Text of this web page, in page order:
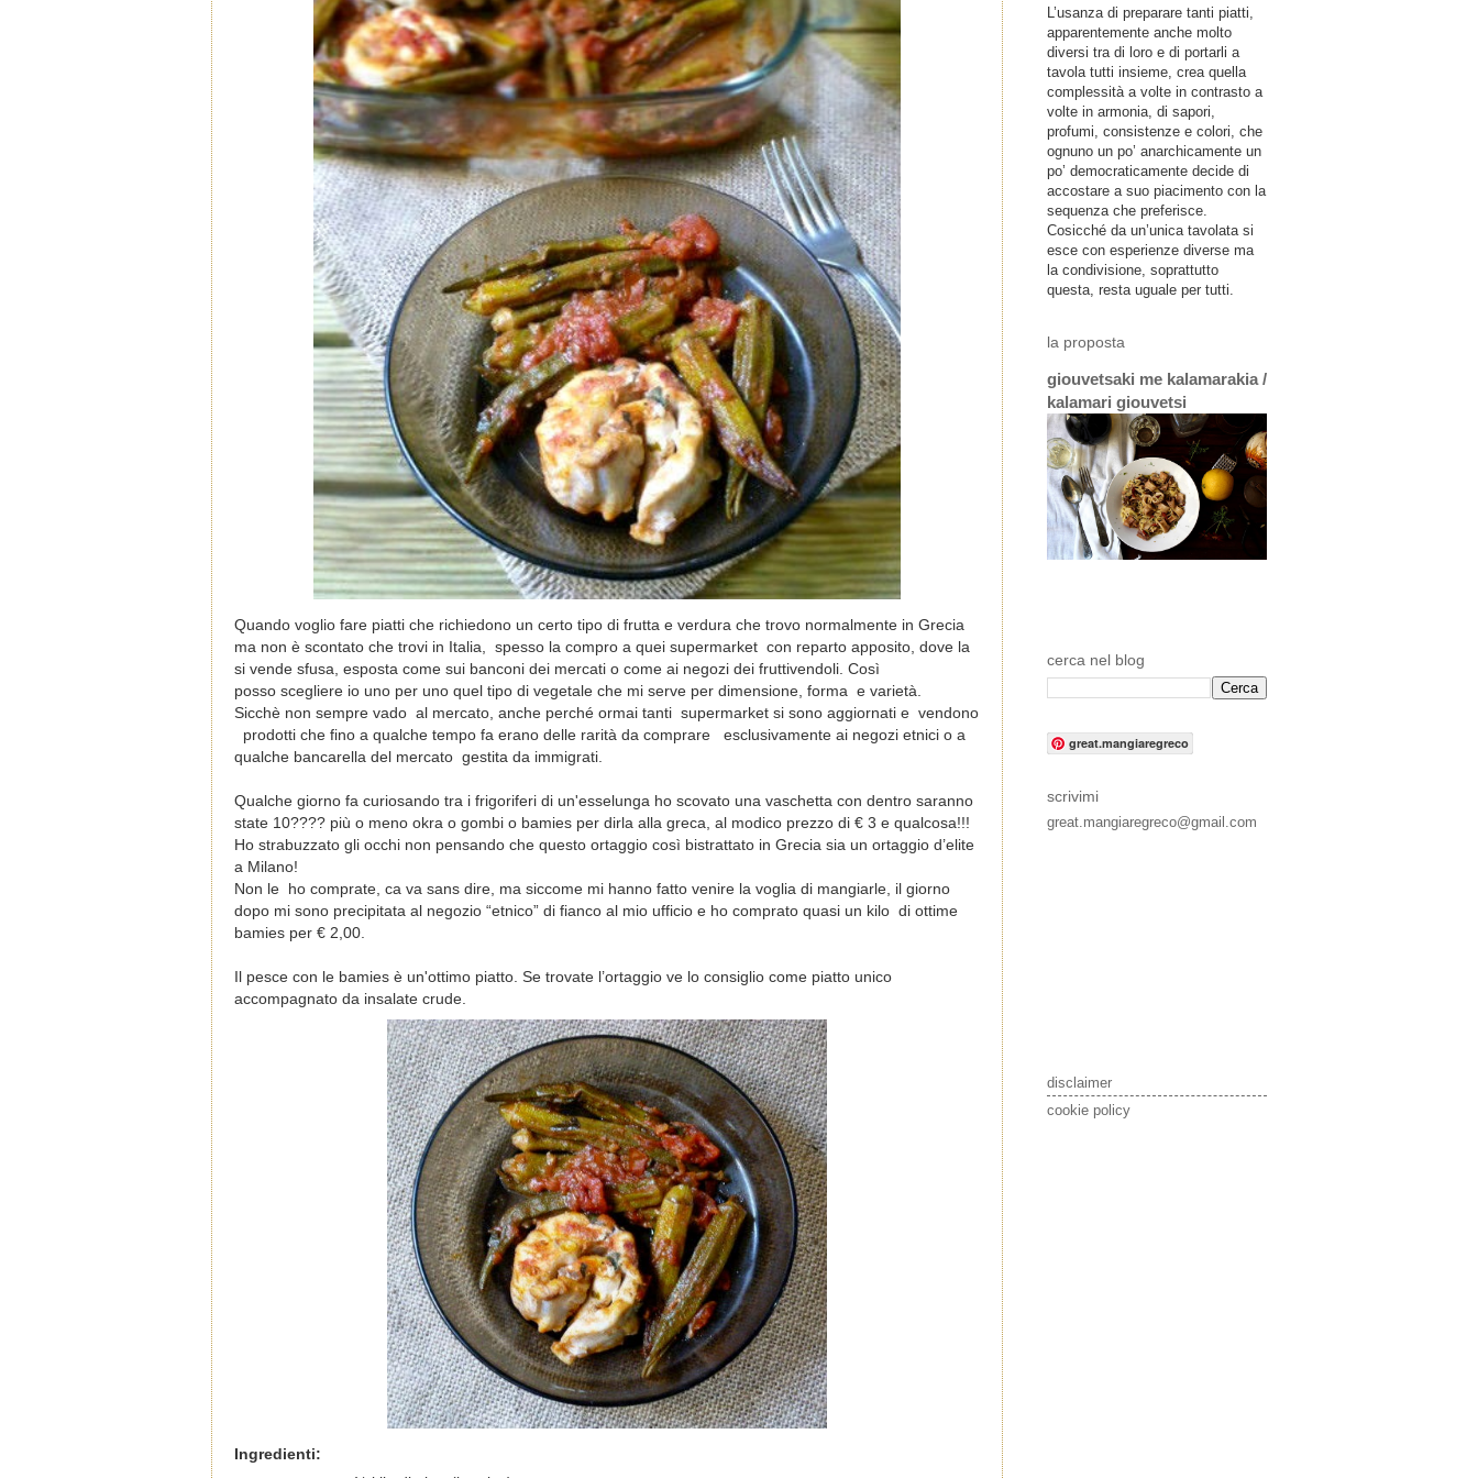
Quando voglio fare piatti che richiedono un certo tipo di frutta e verdura che trovo normalmente in Grecia
ma non è scontato che trovi in Italia, spesso la compro a quei supermarket con reparto apposito, dove la
si vende sfusa, esposta come sui banconi dei mercati o come ai negozi dei fruttivendoli. Così
posso scegliere io uno per uno quel tipo di vegetale che mi serve per dimensione, forma e varietà.
Sicchè non sempre vado al mercato, anche perché ormai tanti supermarket si sono aggiornati e vendono
prodotti che fino a qualche tempo fa erano delle rarità da comprare esclusivamente ai negozi etnici o a
qualche bancarella del mercato gestita da immigrati
Qualche giorno fa curiosando tra i frigoriferi di un'esselunga ho scovato una vaschetta con dentro saranno
state 10???? più o meno okra o gombi o bamies per dirla alla greca, al modico prezzo di € 3 e qualcosa!!!
Ho strabuzzato gli occhi non pensando che questo ortaggio così bistrattato in Grecia sia un ortaggio d’elite
a Milano!
Non le ho comprate, ca va sans dire, ma siccome mi hanno fatto venire la voglia di mangiarle, il giorno
dopo mi sono precipitata al negozio “etnico” di fianco al mio ufficio e ho comprato quasi un kilo di ottime
bamies per € 2,00.
Il pesce con le bamies è un'ottimo piatto. Se trovate l’ortaggio ve lo consiglio come piatto unico
accompagnato da insalate crude.
Ingredienti:
L’usanza di preparare tanti piatti,
apparentemente anche molto
diversi tra di loro e di portarli a
tavola tutti insieme, crea quella
complessità a volte in contrasto a
volte in armonia, di sapori,
profumi, consistenze e colori, che
ognuno un po’ anarchicamente un
po’ democraticamente decide di
accostare a suo piacimento con la
sequenza che preferisce.
Cosicché da un’unica tavolata si
esce con esperienze diverse ma
la condivisione, soprattutto
questa, resta uguale per tutti.
la proposta
giouvetsaki me kalamarakia /
kalamari giouvetsi
cerca nel blog
great.mangiaregreco
scrivimi
great.mangiaregreco@gmail.com
disclaimer
cookie policy